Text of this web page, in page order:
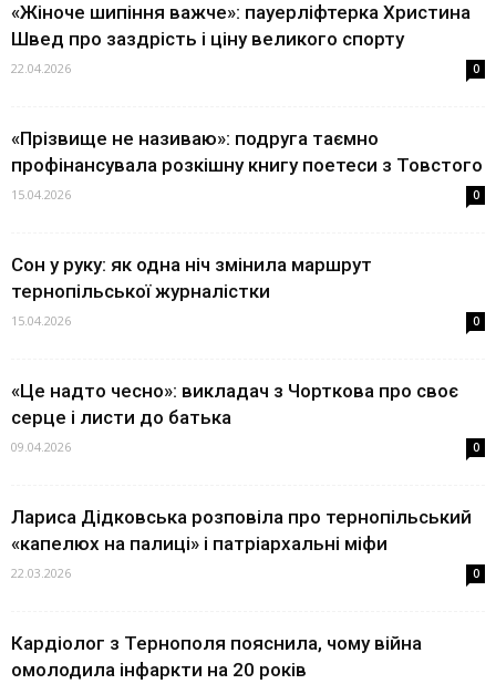
«Жіноче шипіння важче»: пауерліфтерка Христина
Швед про заздрість і ціну великого спорту
22.04.2026 0
«Прізвище не називаю»: подруга таємно
профінансувала розкішну книгу поетеси з Товстого
15.04.2026 0
Сон у руку: як одна ніч змінила маршрут
тернопільської журналістки
15.04.2026 0
«Це надто чесно»: викладач з Чорткова про своє
серце і листи до батька
09.04.2026 0
Лариса Дідковська розповіла про тернопільський
«капелюх на палиці» і патріархальні міфи
22.03.2026 0
Кардіолог з Тернополя пояснила, чому війна
омолодила інфаркти на 20 років